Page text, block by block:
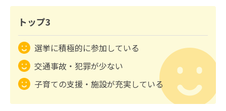
トップ3
選挙に積極的に参加している
交通事故・犯罪が少ない
子育ての支援・施設が充実している